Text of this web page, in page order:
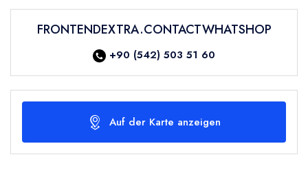
FRONTENDEXTRA.CONTACTWHATSHOP
+90 (542) 503 51 60
Auf der Karte anzeigen